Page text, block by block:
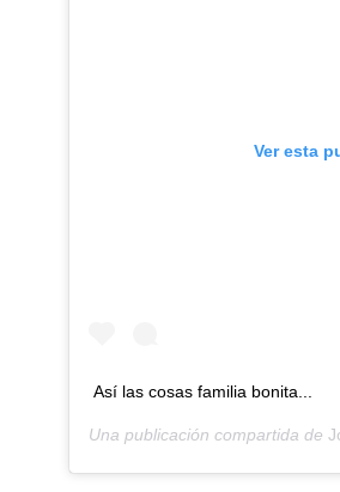
Ver esta
Así las cosas familia bonita...
Una publicación compartida de